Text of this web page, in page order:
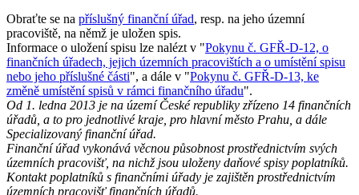
Obraťte se na příslušný finanční úřad, resp. na jeho územní
pracoviště, na němž je uložen spis.
Informace o uložení spisu lze nalézt v "Pokynu č. GFŘ-D-12, o
finančních úřadech, jejich územních pracovištích a o umístění spisu
nebo jeho příslušné části", a dále v "Pokynu č. GFŘ-D-13, ke
změně umístění spisů v rámci finančního úřadu".
Od 1. ledna 2013 je na území České republiky zřízeno 14 finančních
úřadů, a to pro jednotlivé kraje, pro hlavní město Prahu, a dále
Specializovaný finanční úřad.
Finanční úřad vykonává věcnou působnost prostřednictvím svých
územních pracovišť, na nichž jsou uloženy daňové spisy poplatníků.
Kontakt poplatníků s finančními úřady je zajištěn prostřednictvím
územních pracovišť finančních úřadů.